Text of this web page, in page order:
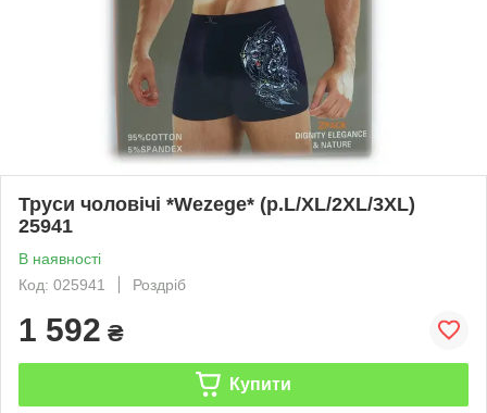
Труси чоловічі *Wezege* (р.L/XL/2XL/3XL)
25941
В наявності
Код: 025941
Роздріб
1 592 ₴
Купити